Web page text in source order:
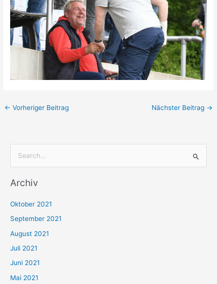
← Vorheriger Beitrag Nächster Beitrag →
c
n
n
a
c
h
Archiv
Oktober 2021
September 2021
August 2021
Juli 2021
Juni 2021
Mai 2021